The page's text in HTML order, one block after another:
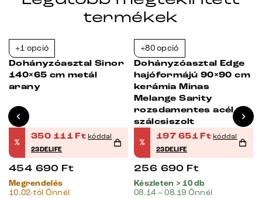
termékek
+1 opció
Dohányzóasztal Sinor
140×65 cm metál
arany
%
350 111Ft kóddal
23DELIFE
454 690 Ft
Megrendelés
10.02-tól Önnél
+80 opció
Dohányzóasztal Edge
hajóformájú 90×90 cm
kerámia Minas
Melange Sarity
rozsdamentes acél
szálcsiszolt
%
197 651Ft kóddal
23DELIFE
256 690 Ft
Készleten > 10 db
08.14 – 08.19 Önnél